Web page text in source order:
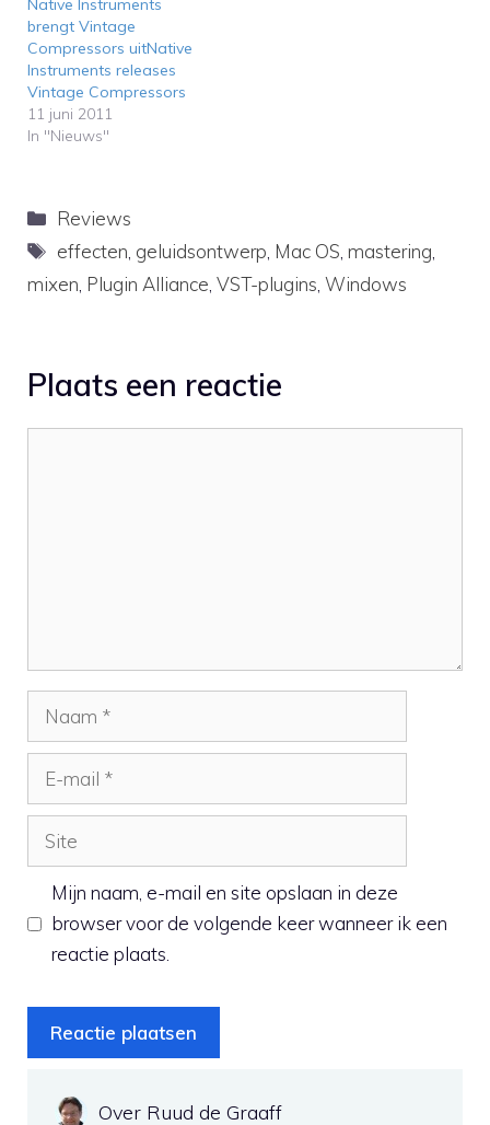
Native Instruments
brengt Vintage
Compressors uitNative
Instruments releases
Vintage Compressors
11 juni 2011
In "Nieuws"
Categorieën
Reviews
Tags
effecten geluidsontwerp Mac OS ,mastering
mixen Plugin Alliance VST-plugins Windows
Plaats een reactie
Naam
Site
Mijn naam, e-mail en site opslaan in deze
browser voor de volgende keer wanneer ik een
reactie plaats.
Over Ruud de Graaff